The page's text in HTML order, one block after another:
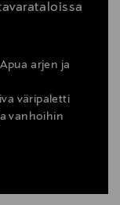
arjen ja
väripaletti
vanhoihin